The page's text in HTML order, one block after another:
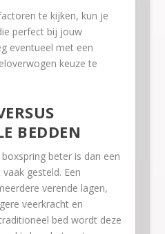
te kijken, kun je
perfect bij jouw
eventueel met een
keuze te
BEDDEN
beter is dan een
gesteld. Een
verende lagen,
veerkracht en
bed wordt deze